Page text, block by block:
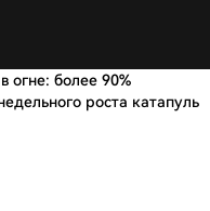
огне: более 90%
роста катапуль